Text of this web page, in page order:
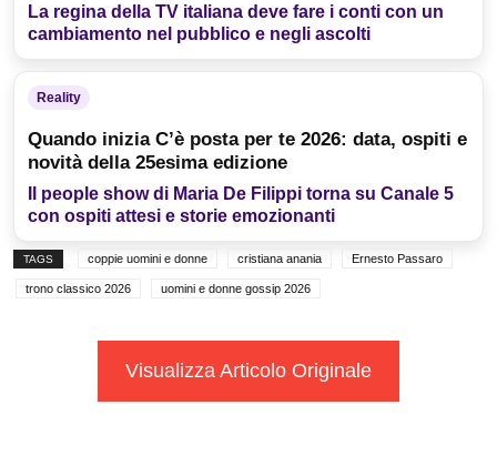
La regina della TV italiana deve fare i conti con un
cambiamento nel pubblico e negli ascolti
Reality
Quando inizia C’è posta per te 2026: data, ospiti e
novità della 25esima edizione
Il people show di Maria De Filippi torna su Canale 5
con ospiti attesi e storie emozionanti
TAGS coppie uomini e donne cristiana anania Ernesto Passaro
trono classico 2026 uomini e donne gossip 2026
Visualizza Articolo Originale